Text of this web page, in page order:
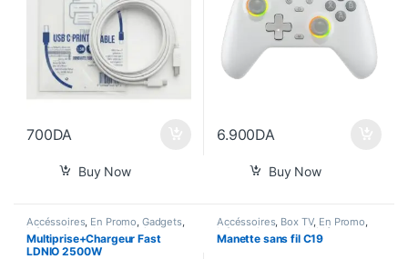
700DA
Buy Now
6.900DA
Buy Now
Accéssoires, En Promo, Gadgets,
Informatique,Nouvel Arrivage
Power Bank,Smart Home
Multiprise+Chargeur Fast
LDNIO 2500W
Accéssoires, Box TV, En Promo,
Informatique Jeux Vidéos
Nouvel Arrivage,Smart Home
Manette sans fil C19